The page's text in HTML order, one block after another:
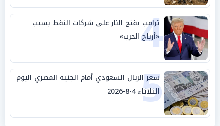
4
ترامب يفتح النار على شركات النفط بسبب
«أرباح الحرب»
5
سعر الريال السعودي أمام الجنيه المصري اليوم
الثلاثاء 4-8-2026